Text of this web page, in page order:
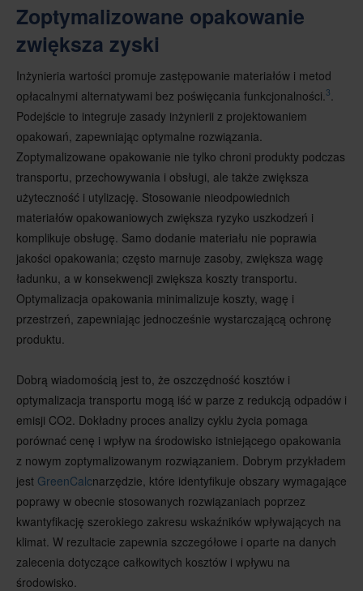
Zoptymalizowane opakowanie
zwiększa zyski
Inżynieria wartości promuje zastępowanie materiałów i metod
opłacalnymi alternatywami bez poświęcania funkcjonalności. 3
Podejście to integruje zasady inżynierii z projektowaniem
opakowań, zapewniając optymalne rozwiązania.
Zoptymalizowane opakowanie nie tylko chroni produkty podczas
transportu, przechowywania i obsługi, ale także zwiększa
użyteczność i utylizację. Stosowanie nieodpowiednich
materiałów opakowaniowych zwiększa ryzyko uszkodzeń i
komplikuje obsługę. Samo dodanie materiału nie poprawia
jakości opakowania; często marnuje zasoby, zwiększa wagę
ładunku, a w konsekwencji zwiększa koszty transportu.
Optymalizacja opakowania minimalizuje koszty, wagę i
przestrzeń, zapewniając jednocześnie wystarczającą ochronę
produktu.
Dobrą wiadomością jest to, że oszczędność kosztów i
optymalizacja transportu mogą iść w parze z redukcją odpadów i
emisji CO2. Dokładny proces analizy cyklu życia pomaga
porównać cenę i wpływ na środowisko istniejącego opakowania
z nowym zoptymalizowanym rozwiązaniem. Dobrym przykładem
jest GreenCalcnarzędzie, które identyfikuje obszary wymagające
poprawy w obecnie stosowanych rozwiązaniach poprzez
kwantyfikację szerokiego zakresu wskaźników wpływających na
klimat. W rezultacie zapewnia szczegółowe i oparte na danych
zalecenia dotyczące całkowitych kosztów i wpływu na
środowisko.